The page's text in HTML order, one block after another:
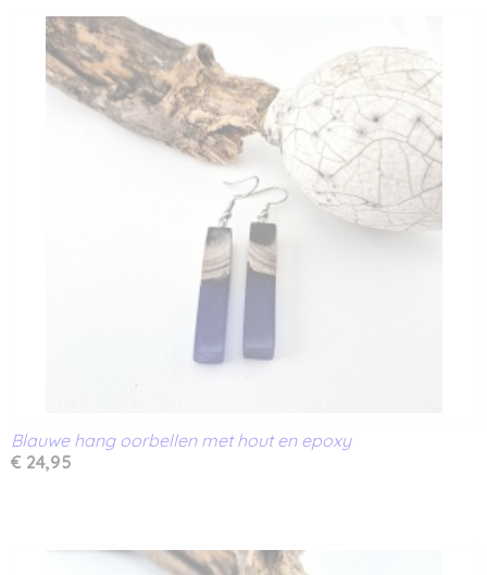
Blauwe hang oorbellen met hout en epoxy
€ 24,95